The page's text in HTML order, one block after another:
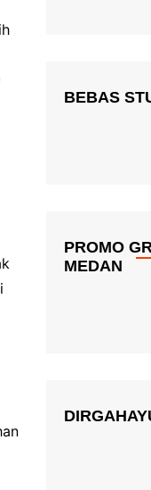
BEBAS
PROMO
MEDAN